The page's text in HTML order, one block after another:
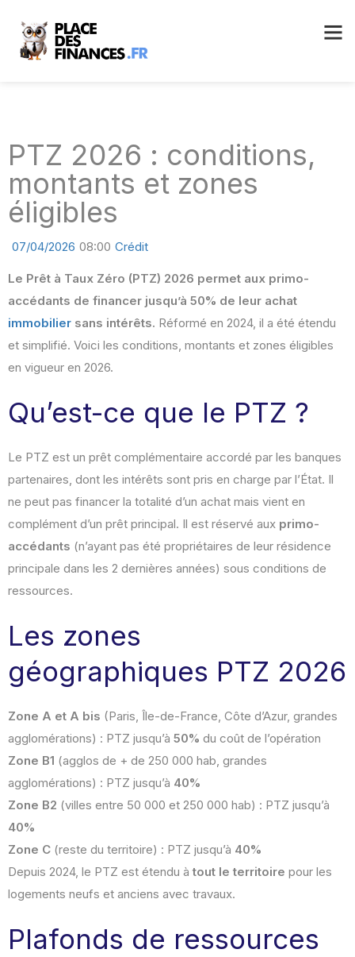
PTZ 2026 : conditions,
montants et zones
éligibles
07/04/2026 08:00 Crédit
Le Prêt à Taux Zéro (PTZ) 2026 permet aux primo-
accédants de financer jusqu’à 50% de leur achat
immobilier sans intérêts. Réformé en 2024, il a été étendu
et simplifié. Voici les conditions, montants et zones éligibles
en vigueur en 2026.
Qu’est-ce que le PTZ ?
Le PTZ est un prêt complémentaire accordé par les banques
partenaires, dont les intérêts sont pris en charge par l’État. Il
ne peut pas financer la totalité d’un achat mais vient en
complément d’un prêt principal. Il est réservé aux primo-
accédants (n’ayant pas été propriétaires de leur résidence
principale dans les 2 dernières années) sous conditions de
ressources.
Les zones
géographiques PTZ 2026
Zone A et A bis (Paris, Île-de-France, Côte d’Azur, grandes
agglomérations) : PTZ jusqu’à 50% du coût de l’opération
Zone B1 (agglos de + de 250 000 hab, grandes
agglomérations) : PTZ jusqu’à 40%
Zone B2 (villes entre 50 000 et 250 000 hab) : PTZ jusqu’à
40%
Zone C (reste du territoire) : PTZ jusqu’à 40%
Depuis 2024, le PTZ est étendu à tout le territoire pour les
logements neufs et anciens avec travaux.
Plafonds de ressources